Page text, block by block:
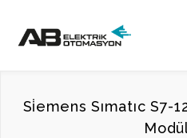
Si̇emens Sımatıc S7-